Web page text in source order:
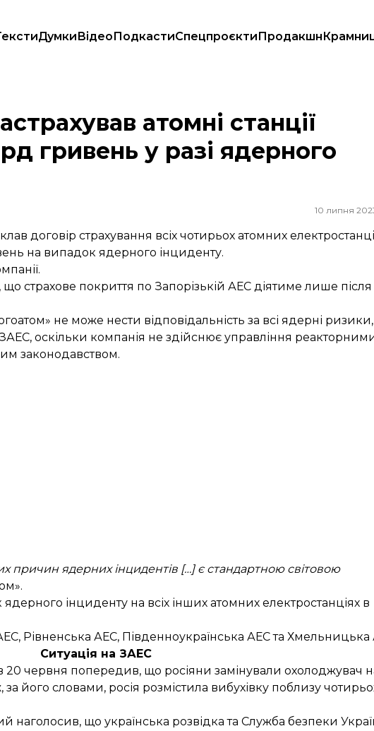
ДумкиВідеоПодкастиСпецпроєктиПродакшн
на 5 млрд гривень у разі ядерного інциденту
атомні станції
гривень у разі ядерного
10 липня
договір страхування всіх чотирьох атомних
на випадок ядерного інциденту.
що страхове покриття по Запорізькій АЕС діятиме лише після
не може нести відповідальність за всі ядерні ризики,
оскільки компанія не здійснює управління
законодавством.
причин ядерних інцидентів […] є стандартною світовою
інциденту на всіх інших атомних електростанціях в
АЕС, Рівненська АЕС, Південноукраїнська АЕС та Хмельницька
Ситуація на ЗАЕС
20 червня попередив, що росіяни замінували охолоджувач
за його словами, росія розмістила вибухівку поблизу
наголосив, що українська розвідка та Служба безпеки